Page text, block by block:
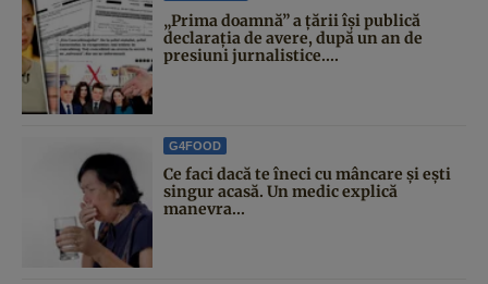
„Prima doamnă” a țării își publică
declarația de avere, după un an de
presiuni jurnalistice....
G4FOOD
Ce faci dacă te îneci cu mâncare și ești
singur acasă. Un medic explică
manevra...